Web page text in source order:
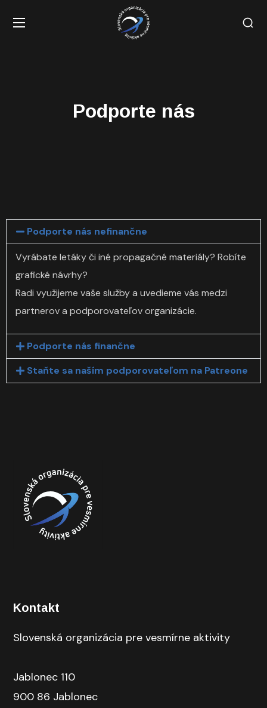
Podporte nás
Podporte nás nefinančne
Vyrábate letáky či iné propagačné materiály? Robíte
grafické návrhy?
Radi využijeme vaše služby a uvedieme vás medzi
partnerov a podporovateľov organizácie.
Podporte nás finančne
Staňte sa naším podporovateľom na Patreone
Kontakt
Slovenská organizácia pre vesmírne aktivity
Jablonec 110
900 86 Jablonec